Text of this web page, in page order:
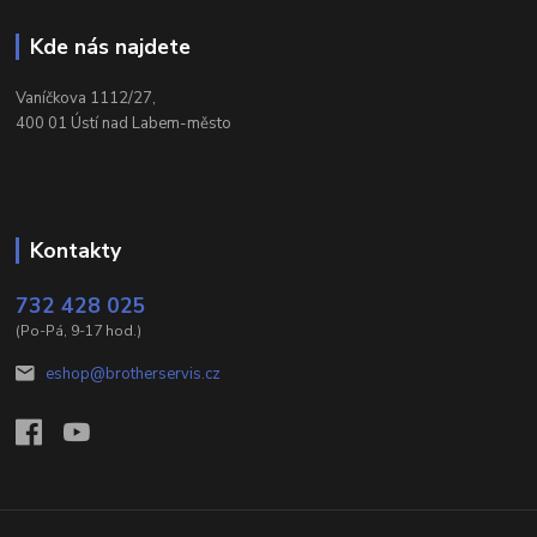
Kde nás najdete
Vaníčkova 1112/27,
400 01 Ústí nad Labem-město
Kontakty
732 428 025
(Po-Pá, 9-17 hod.)
eshop@brotherservis.cz